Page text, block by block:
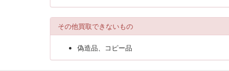
その他買取できないもの
偽造品、コピー品